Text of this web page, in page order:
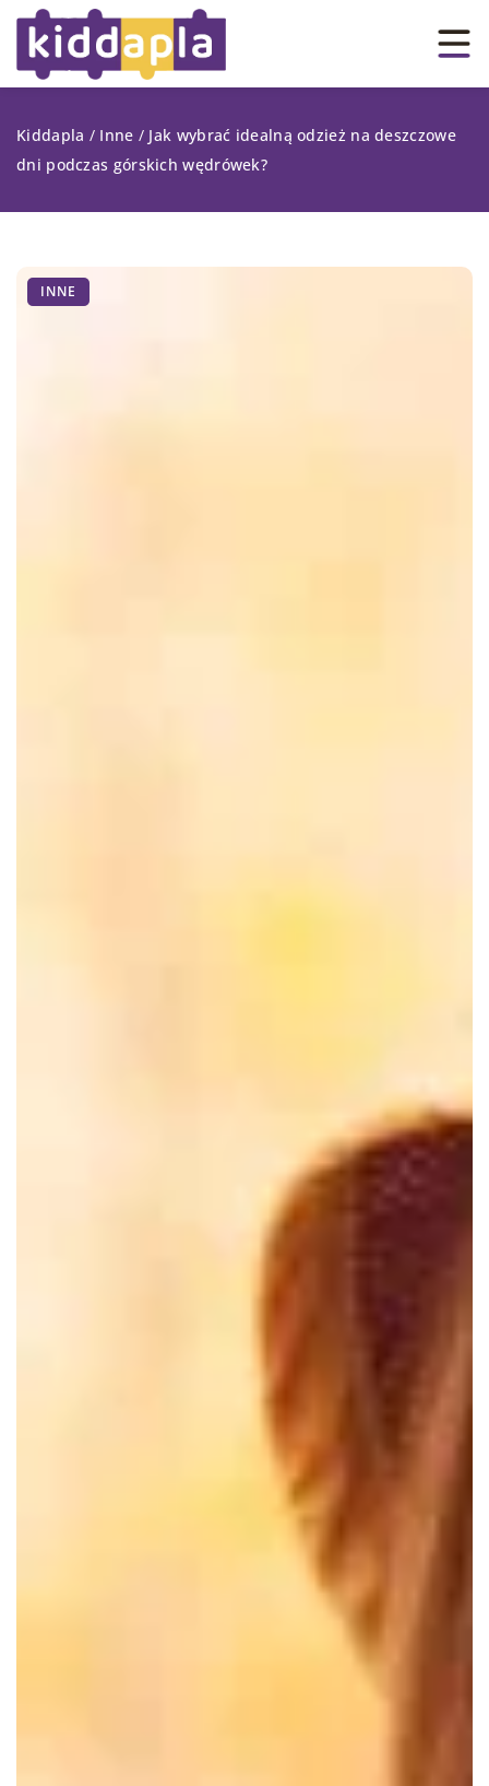
Kiddapla / Inne / Jak wybrać idealną odzież na deszczowe
dni podczas górskich wędrówek?
INNE